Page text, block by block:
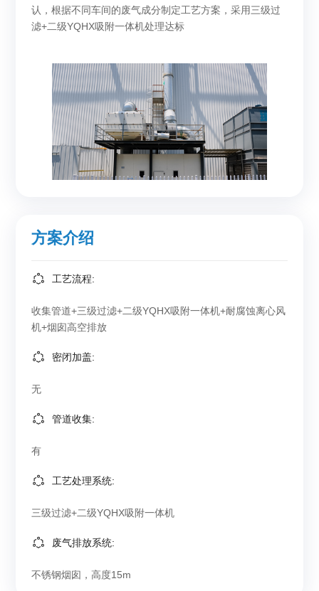
认，根据不同车间的废气成分制定工艺方案，采用三级过
滤+二级YQHX吸附一体机处理达标
方案介绍
工艺流程:
收集管道+三级过滤+二级YQHX吸附一体机+耐腐蚀离心风
机+烟囱高空排放
密闭加盖:
无
管道收集:
有
工艺处理系统:
三级过滤+二级YQHX吸附一体机
废气排放系统:
不锈钢烟囱，高度15m